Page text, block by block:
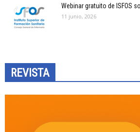
Webinar gratuito de ISFOS
11 junio, 2026
REVISTA